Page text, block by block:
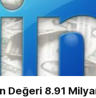
Değeri 8.91